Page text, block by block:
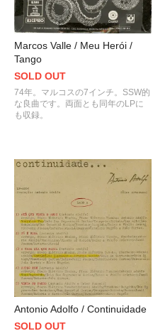
Marcos Valle / Meu Herói /
Tango
SOLD OUT
74年。マルコスの7インチ。SSW的
な良曲です。両面とも同年のLPに
も収録。
Antonio Adolfo / Continuidade
SOLD OUT